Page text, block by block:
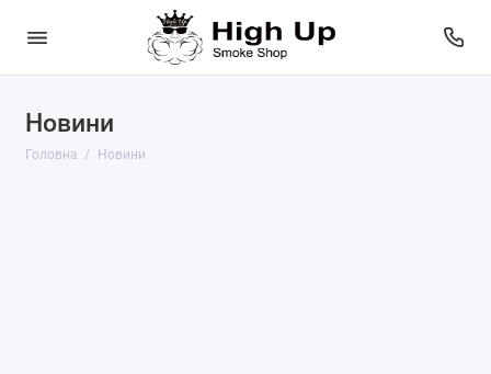
Новини
Головна Новини